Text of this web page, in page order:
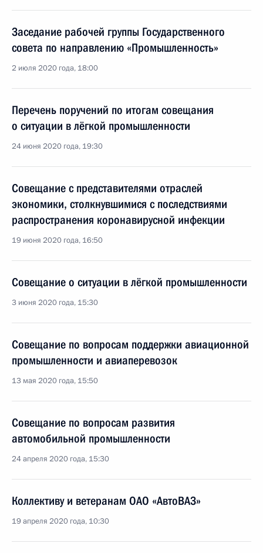
Заседание рабочей группы Государственного
совета по направлению «Промышленность»
2 июля 2020 года, 18:00
Перечень поручений по итогам совещания
о ситуации в лёгкой промышленности
24 июня 2020 года, 19:30
Совещание с представителями отраслей
экономики, столкнувшимися с последствиями
распространения коронавирусной инфекции
19 июня 2020 года, 16:50
Совещание о ситуации в лёгкой промышленности
3 июня 2020 года, 15:30
Совещание по вопросам поддержки авиационной
промышленности и авиаперевозок
13 мая 2020 года, 15:50
Совещание по вопросам развития
автомобильной промышленности
24 апреля 2020 года, 15:30
Коллективу и ветеранам ОАО «АвтоВАЗ»
19 апреля 2020 года, 10:30